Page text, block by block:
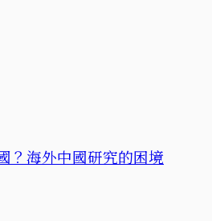
？海外中國研究的困境